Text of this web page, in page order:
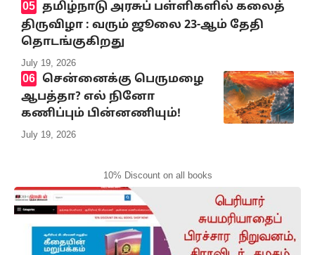
தமிழ்நாடு அரசுப் பள்ளிகளில் கலைத்
திருவிழா : வரும் ஜூலை 23-ஆம் தேதி
தொடங்குகிறது
July 19, 2026
சென்னைக்கு பெருமழை
ஆபத்தா? எல் நினோ
கணிப்பும் பின்னணியும்!
July 19, 2026
10% Discount on all books